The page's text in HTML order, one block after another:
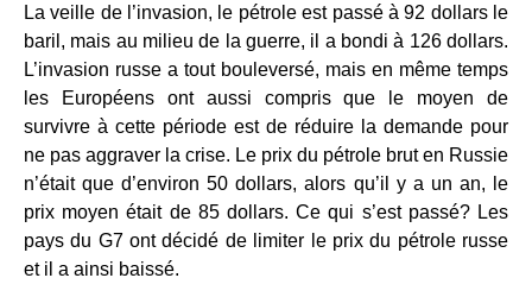
La veille de l’invasion, le pétrole est passé à 92 dollars le
baril, mais au milieu de la guerre, il a bondi à 126 dollars.
L’invasion russe a tout bouleversé, mais en même temps
les Européens ont aussi compris que le moyen de
survivre à cette période est de réduire la demande pour
ne pas aggraver la crise. Le prix du pétrole brut en Russie
n’était que d’environ 50 dollars, alors qu’il y a un an, le
prix moyen était de 85 dollars. Ce qui s’est passé? Les
pays du G7 ont décidé de limiter le prix du pétrole russe
et il a ainsi baissé.